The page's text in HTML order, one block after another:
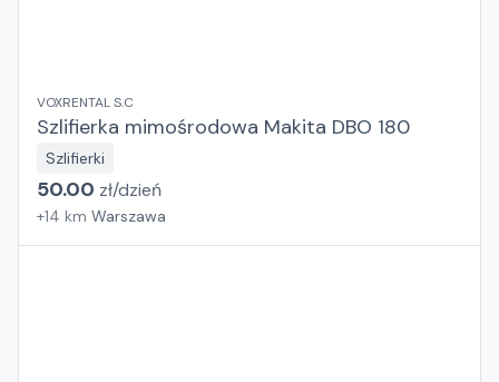
VOXRENTAL S.C
Szlifierka mimośrodowa Makita DBO 180
Szlifierki
50.00 zł/dzień
+14 km Warszawa